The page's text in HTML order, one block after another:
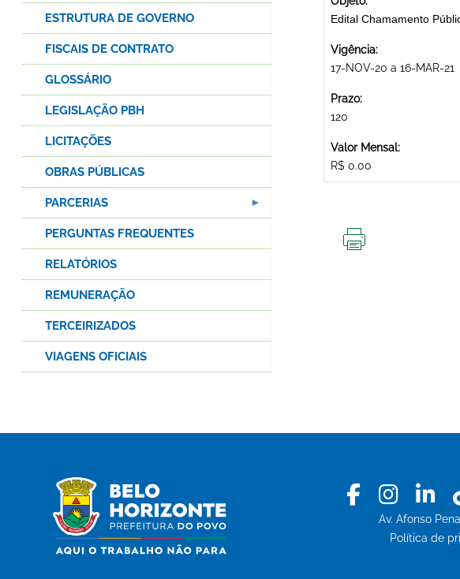
Edital Chamamento
Vigência:
17-NOV-20 a 16-MAR-21
Prazo:
120
Valor Mensal:
R$ 0.00
ESTRUTURA DE GOVERNO
FISCAIS DE CONTRATO
GLOSSÁRIO
LEGISLAÇÃO PBH
LICITAÇÕES
OBRAS PÚBLICAS
PARCERIAS
PERGUNTAS FREQUENTES
RELATÓRIOS
REMUNERAÇÃO
TERCEIRIZADOS
VIAGENS OFICIAIS
Av. Afonso
Política de